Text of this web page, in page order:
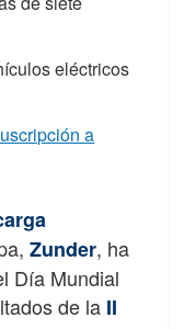
eléctricos
a
Zunder, ha
Día Mundial
de la II